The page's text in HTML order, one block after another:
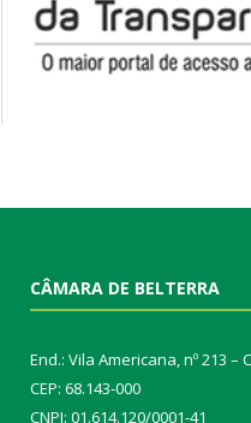
CÂMARA DE BELTERRA
End.: Vila Americana, nº 213 –
CEP: 68.143-000
CNPJ: 01.614.120/0001-41